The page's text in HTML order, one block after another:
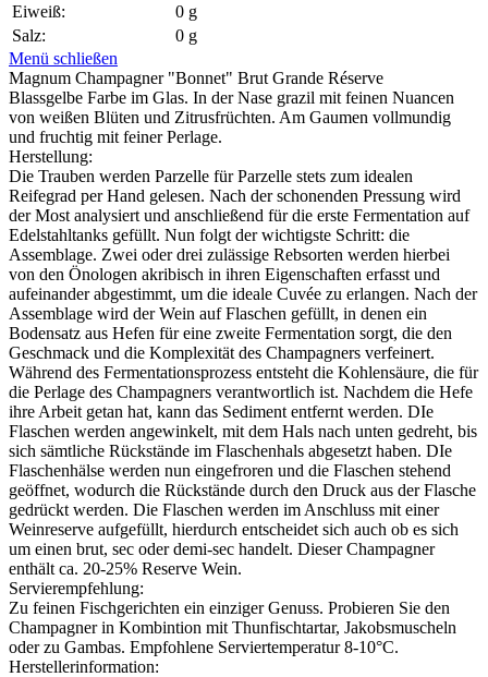
Eiweiß:
0 g
Salz:
0 g
Menü schließen
Magnum Champagner "Bonnet" Brut Grande Réserve
Blassgelbe Farbe im Glas. In der Nase grazil mit feinen Nuancen
von weißen Blüten und Zitrusfrüchten. Am Gaumen vollmundig
und fruchtig mit feiner Perlage.
Herstellung:
Die Trauben werden Parzelle für Parzelle stets zum idealen
Reifegrad per Hand gelesen. Nach der schonenden Pressung wird
der Most analysiert und anschließend für die erste Fermentation auf
Edelstahltanks gefüllt. Nun folgt der wichtigste Schritt: die
Assemblage. Zwei oder drei zulässige Rebsorten werden hierbei
von den Önologen akribisch in ihren Eigenschaften erfasst und
aufeinander abgestimmt, um die ideale Cuvée zu erlangen. Nach der
Assemblage wird der Wein auf Flaschen gefüllt, in denen ein
Bodensatz aus Hefen für eine zweite Fermentation sorgt, die den
Geschmack und die Komplexität des Champagners verfeinert.
Während des Fermentationsprozess entsteht die Kohlensäure, die für
die Perlage des Champagners verantwortlich ist. Nachdem die Hefe
ihre Arbeit getan hat, kann das Sediment entfernt werden. DIe
Flaschen werden angewinkelt, mit dem Hals nach unten gedreht, bis
sich sämtliche Rückstände im Flaschenhals abgesetzt haben. DIe
Flaschenhälse werden nun eingefroren und die Flaschen stehend
geöffnet, wodurch die Rückstände durch den Druck aus der Flasche
gedrückt werden. Die Flaschen werden im Anschluss mit einer
Weinreserve aufgefüllt, hierdurch entscheidet sich auch ob es sich
um einen brut, sec oder demi-sec handelt. Dieser Champagner
enthält ca. 20-25% Reserve Wein.
Servierempfehlung:
Zu feinen Fischgerichten ein einziger Genuss. Probieren Sie den
Champagner in Kombintion mit Thunfischtartar, Jakobsmuscheln
oder zu Gambas. Empfohlene Serviertemperatur 8-10°C.
Herstellerinformation: